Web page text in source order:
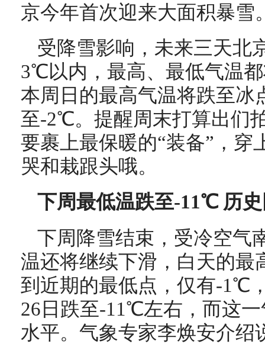
京今年首次迎来大面积暴雪
受降雪影响，未来三天北
3℃以内，最高、最低气温
本周日的最高气温将跌至冰
至-2℃。提醒周末打算出们
要裹上最保暖的“装备”，穿
哭和栽跟头哦。
下周最低温跌至-11℃ 历
下周降雪结束，受冷空气
温还将继续下滑，白天的最
到近期的最低点，仅有-1℃
26日跌至-11℃左右，而这
水平。气象专家李焕安介绍